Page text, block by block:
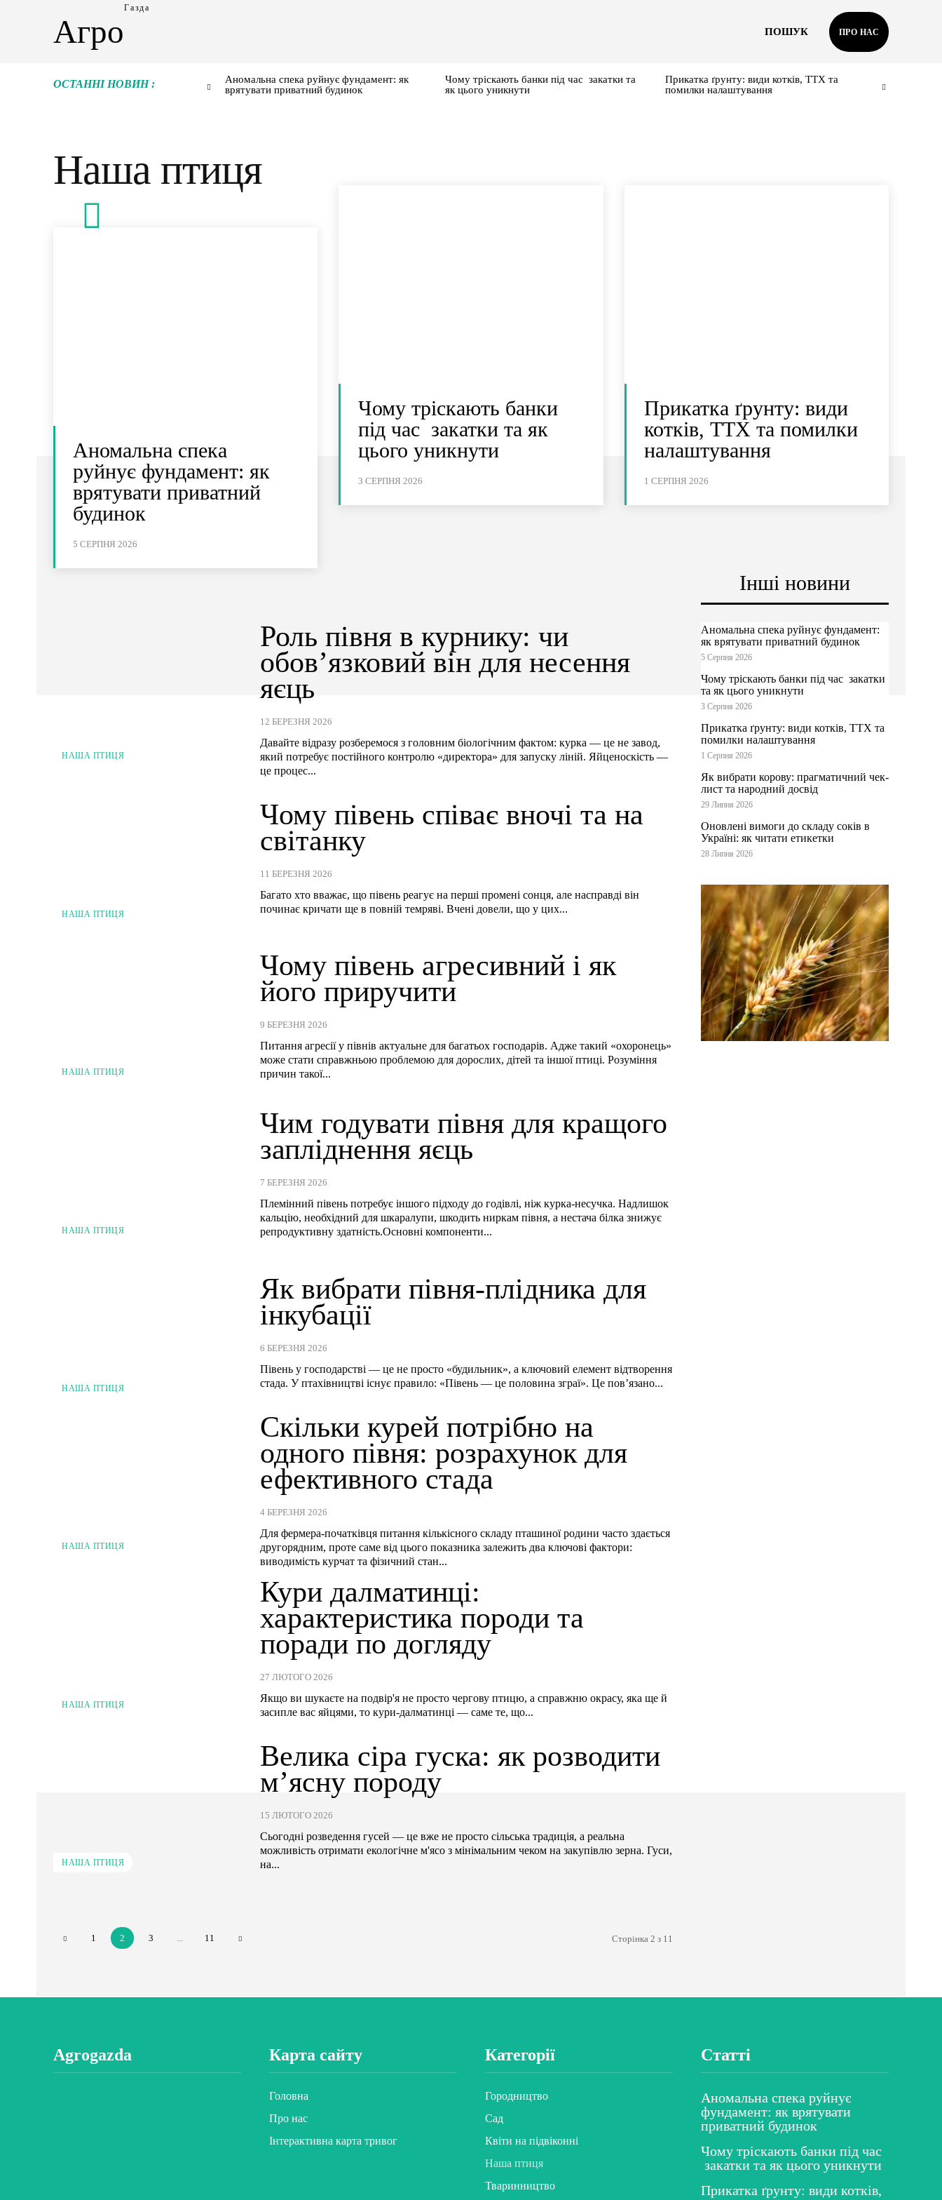
Агро
Газда
ПОШУК ПРО НАС
ОСТАННІ НОВИН :
Аномальна спека руйнує фундамент: як
врятувати приватний будинок
Чому тріскають банки під час закатки та
як цього уникнути
Прикатка ґрунту: види котків, ТТХ та
помилки налаштування
Наша птиця
Аномальна спека
руйнує фундамент: як
врятувати приватний
будинок
5 СЕРПНЯ 2026
Чому тріскають банки
під час закатки та як
цього уникнути
3 СЕРПНЯ 2026
Прикатка ґрунту: види
котків, ТТХ та помилки
налаштування
1 СЕРПНЯ 2026
НАША ПТИЦЯ
Роль півня в курнику: чи
обов’язковий він для несення
яєць
12 БЕРЕЗНЯ 2026
Давайте відразу розберемося з головним біологічним фактом: курка — це не завод,
який потребує постійного контролю «директора» для запуску ліній. Яйценоскість —
це процес...
НАША ПТИЦЯ
Чому півень співає вночі та на
світанку
11 БЕРЕЗНЯ 2026
Багато хто вважає, що півень реагує на перші промені сонця, але насправді він
починає кричати ще в повній темряві. Вчені довели, що у цих...
НАША ПТИЦЯ
Чому півень агресивний і як
його приручити
9 БЕРЕЗНЯ 2026
Питання агресії у півнів актуальне для багатьох господарів. Адже такий «охоронець»
може стати справжньою проблемою для дорослих, дітей та іншої птиці. Розуміння
причин такої...
НАША ПТИЦЯ
Чим годувати півня для кращого
запліднення яєць
7 БЕРЕЗНЯ 2026
Племінний півень потребує іншого підходу до годівлі, ніж курка-несучка. Надлишок
кальцію, необхідний для шкаралупи, шкодить ниркам півня, а нестача білка знижує
репродуктивну здатність.Основні компоненти...
НАША ПТИЦЯ
Як вибрати півня-плідника для
інкубації
6 БЕРЕЗНЯ 2026
Півень у господарстві — це не просто «будильник», а ключовий елемент відтворення
стада. У птахівництві існує правило: «Півень — це половина зграї». Це пов’язано...
НАША ПТИЦЯ
Скільки курей потрібно на
одного півня: розрахунок для
ефективного стада
4 БЕРЕЗНЯ 2026
Для фермера-початківця питання кількісного складу пташиної родини часто здається
другорядним, проте саме від цього показника залежить два ключові фактори:
виводимість курчат та фізичний стан...
НАША ПТИЦЯ
Кури далматинці:
характеристика породи та
поради по догляду
27 ЛЮТОГО 2026
Якщо ви шукаєте на подвір'я не просто чергову птицю, а справжню окрасу, яка ще й
засипле вас яйцями, то кури-далматинці — саме те, що...
НАША ПТИЦЯ
Велика сіра гуска: як розводити
м’ясну породу
15 ЛЮТОГО 2026
Сьогодні розведення гусей — це вже не просто сільська традиція, а реальна
можливість отримати екологічне м'ясо з мінімальним чеком на закупівлю зерна. Гуси,
на...
1 2 3 ... 11 Сторінка 2 з 11
Інші новини
Аномальна спека руйнує фундамент:
як врятувати приватний будинок
5 Серпня 2026
Чому тріскають банки під час закатки
та як цього уникнути
3 Серпня 2026
Прикатка ґрунту: види котків, ТТХ та
помилки налаштування
1 Серпня 2026
Як вибрати корову: прагматичний чек-
лист та народний досвід
29 Липня 2026
Оновлені вимоги до складу соків в
Україні: як читати етикетки
28 Липня 2026
Agrogazda Карта сайту
Головна
Про нас
Інтерактивна карта тривог
Категорії
Городництво
Сад
Квіти на підвіконні
Наша птиця
Тваринництво
Статті
Аномальна спека руйнує
фундамент: як врятувати
приватний будинок
Чому тріскають банки під час
закатки та як цього уникнути
Прикатка ґрунту: види котків,